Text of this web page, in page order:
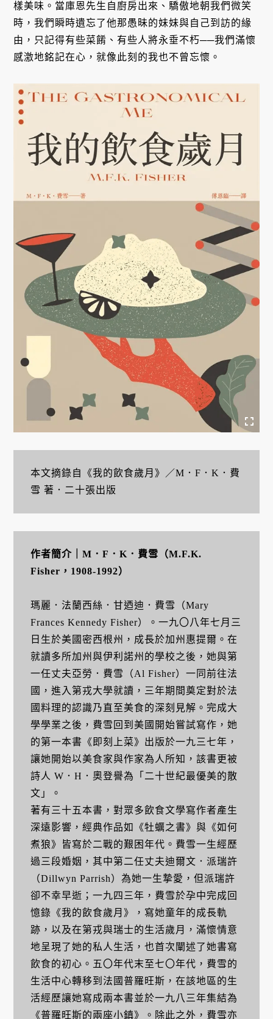
樣美味。當庫恩先生自廚房出來、驕傲地朝我們微笑
時，我們瞬時遺忘了他那愚昧的妹妹與自己到訪的緣
由，只記得有些菜餚、有些人將永垂不朽──我們滿懷
感激地銘記在心，就像此刻的我也不曾忘懷。
本文摘錄自《我的飲食歲月》／M．F．K．費
雪 著．二十張出版
作者簡介｜ M．F．K．費雪（M.F.K.
Fisher，1908-1992）
瑪麗．法蘭西絲．甘迺迪．費雪（Mary
Frances Kennedy Fisher）。一九〇八年七月三
日生於美國密西根州，成長於加州惠提爾。在
就讀多所加州與伊利諾州的學校之後，她與第
一任丈夫亞勞．費雪（Al Fisher）一同前往法
國，進入第戎大學就讀，三年期間奠定對於法
國料理的認識乃直至美食的深刻見解。完成大
學學業之後，費雪回到美國開始嘗試寫作，她
的第一本書《即刻上菜》出版於一九三七年，
讓她開始以美食家與作家為人所知，該書更被
詩人 W．H．奧登譽為「二十世紀最優美的散
文」。
著有三十五本書，對眾多飲食文學寫作者產生
深遠影響，經典作品如《牡蠣之書》與《如何
煮狼》皆寫於二戰的艱困年代。費雪一生經歷
過三段婚姻，其中第二任丈夫迪爾文．派瑞許
（Dillwyn Parrish）為她一生摯愛，但派瑞許
卻不幸早逝；一九四三年，費雪於孕中完成回
憶錄《我的飲食歲月》，寫她童年的成長軌
跡，以及在第戎與瑞士的生活歲月，滿懷情意
地呈現了她的私人生活，也首次闡述了她書寫
飲食的初心。五〇年代末至七〇年代，費雪的
生活中心轉移到法國普羅旺斯，在該地區的生
活經歷讓她寫成兩本書並於一九八三年集結為
《普羅旺斯的兩座小鎮》。除此之外，費雪亦